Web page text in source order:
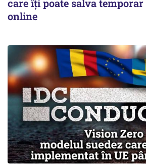
care îți poate salva
online